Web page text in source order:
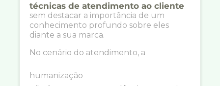
técnicas de atendimento ao cliente
sem destacar a importância de um
conhecimento profundo sobre eles
diante a sua marca.
No cenário do atendimento, a
humanização